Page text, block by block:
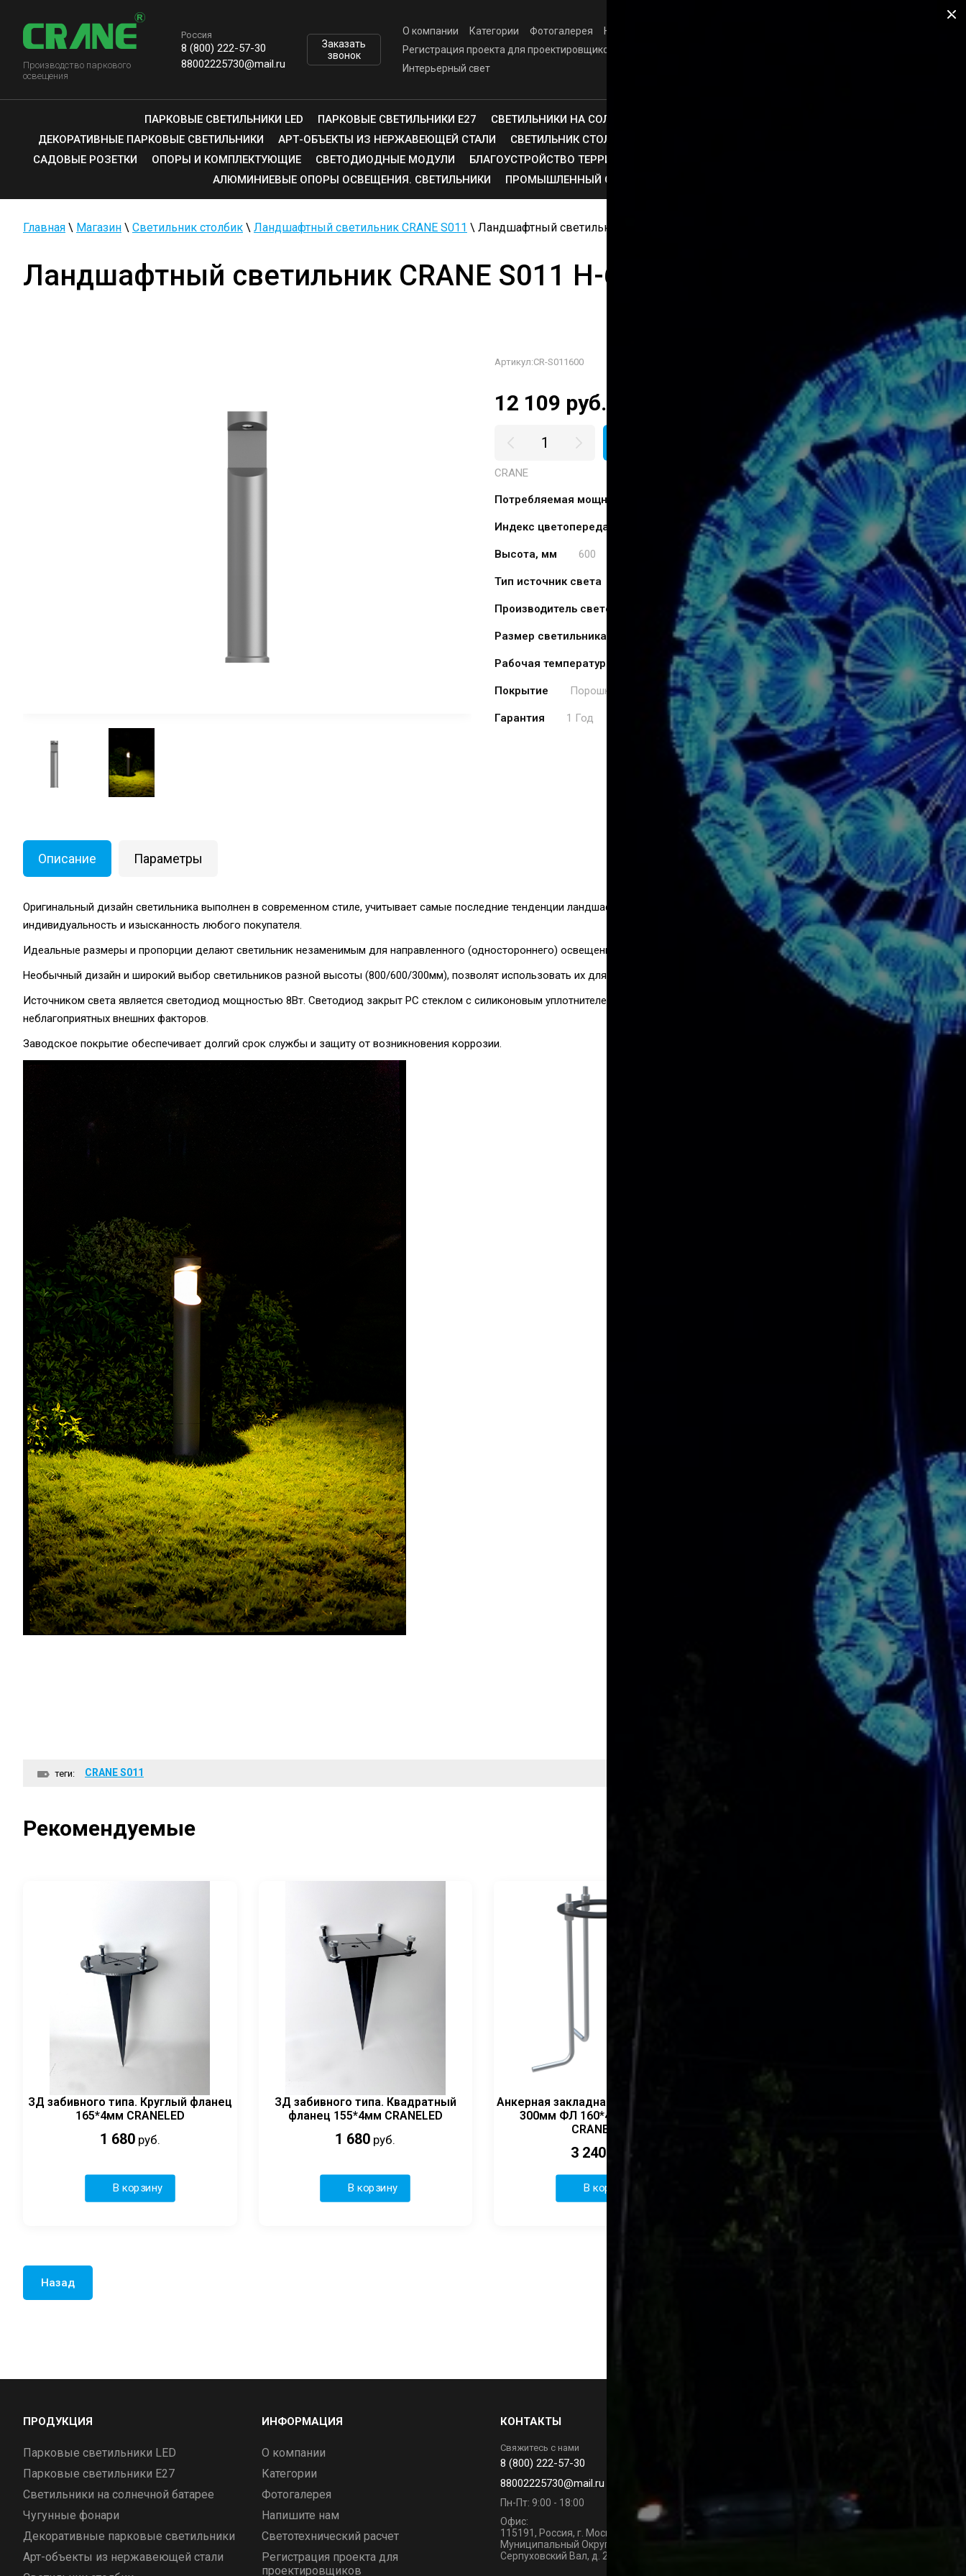
Производство паркового
освещения
Россия
8 (800) 222-57-30
88002225730@mail.ru
Заказать
звонок
О компании Категории Фотогалерея Напишите нам
Регистрация проекта для проектировщиков
Интерьерный свет
ПАРКОВЫЕ СВЕТИЛЬНИКИ LED ПАРКОВЫЕ СВЕТИЛЬНИКИ E27 СВЕТИЛЬНИКИ НА СОЛНЕЧНОЙ БАТАРЕЕ
ДЕКОРАТИВНЫЕ ПАРКОВЫЕ СВЕТИЛЬНИКИ
АРТ-ОБЪЕКТЫ ИЗ НЕРЖАВЕЮЩЕЙ СТАЛИ СВЕТИЛЬНИК СТОЛБИК
САДОВЫЕ РОЗЕТКИ
ОПОРЫ И КОМПЛЕКТУЮЩИЕ СВЕТОДИОДНЫЕ МОДУЛИ БЛАГОУСТРОЙСТВО ТЕРРИТОРИИ
АЛЮМИНИЕВЫЕ ОПОРЫ ОСВЕЩЕНИЯ. СВЕТИЛЬНИКИ
ПРОМЫШЛЕННЫЙ СВЕТ
Главная \ Магазин \ Светильник столбик \ Ландшафтный светильник CRANE S011 \ Ландшафтный светильник CRANE S011 H-600мм 8Вт
Ландшафтный светильник CRANE S011 H-600мм 8Вт
Артикул:CR-S011600
12 109 руб.
КУПИТЬ В ОДИН КЛИК
CRANE
Потребляемая мощность (Вт)
Индекс цветопередачи, CRI (Ra)≥ 80
Высота, мм 600
Тип источник света
Производитель светодиода CREE
Размер светильника мм D120*H600мм
Рабочая температура, °C -30 до + 40 °
Покрытие Порошковая покраска
Гарантия 1 Год
Описание Параметры
Оригинальный дизайн светильника выполнен в современном стиле, учитывает самые последние тенденции ландшафтного освещения и оформления, что подчеркнет
индивидуальность и изысканность любого покупателя.
Идеальные размеры и пропорции делают светильник незаменимым для направленного (одностороннего) освещения дорожек и прилегающих территорий.
Необычный дизайн и широкий выбор светильников разной высоты (800/600/300мм), позволят использовать их для освещения и получения максимального эстетического эффекта.
Источником света является светодиод мощностью 8Вт. Светодиод закрыт PC стеклом с силиконовым уплотнителем, что надежно защитит его от негативного воздействия
неблагоприятных внешних факторов.
Заводское покрытие обеспечивает долгий срок службы и защиту от возникновения коррозии.
теги: CRANE S011
Рекомендуемые
ЗД забивного типа. Круглый фланец
165*4мм CRANELED
1 680руб.
В корзину
ЗД забивного типа. Квадратный
фланец 155*4мм CRANELED
1 680 руб.
В корзину
Анкерная закладная деталь 10мм H-
300мм ФЛ 160*4мм/ круглый
CRANELED
3 240руб.
В корзину
Анкерная закладная деталь 10мм H-
3 240
Назад
ПРОДУКЦИЯ
Парковые светильники LED
Парковые светильники E27
Светильники на солнечной батарее
Чугунные фонари
Декоративные парковые светильники
Арт-объекты из нержавеющей стали
ИНФОРМАЦИЯ
О компании
Категории
Фотогалерея
Напишите нам
Светотехнический расчет
Регистрация проекта для
проектировщиков
КОНТАКТЫ
Свяжитесь с нами
8 (800) 222-57-30
88002225730@mail.ru
Пн-Пт: 9:00 - 18:00
Офис:
115191, Россия, г. Москва, Вн.Тер. г.
Муниципальный Округ Даниловский, ул.
Серпуховский Вал, д. 21 к.1, пом. 4/1